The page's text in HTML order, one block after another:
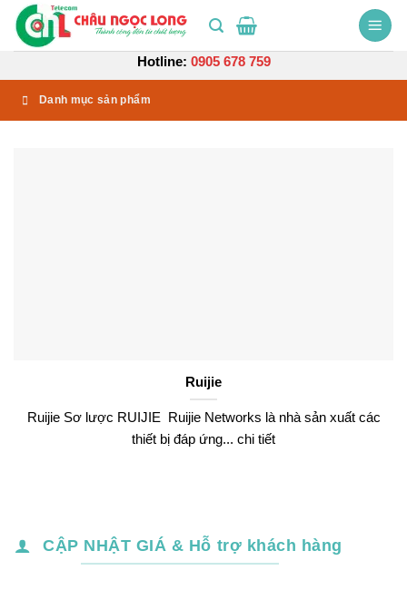
Bỏ
qua
Hotline: 0905 678 759
Danh mục sản phẩm
Ruijie
Ruijie Sơ lược RUIJIE Ruijie Networks là nhà sản xuất các
thiết bị đáp ứng... chi tiết
CẬP NHẬT GIÁ & Hỗ trợ khách hàng